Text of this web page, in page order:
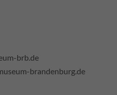
brb.de
brandenburg.de